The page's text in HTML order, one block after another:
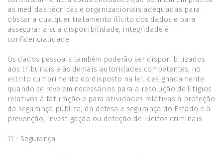
as medidas técnicas e organizacionais adequadas para
obstar a qualquer tratamento ilícito dos dados e para
assegurar a sua disponibilidade, integridade e
confidencialidade.
Os dados pessoais também poderão ser disponibilizados
aos tribunais e às demais autoridades competentes, no
estrito cumprimento do disposto na lei, designadamente
quando se revelem necessários para a resolução de litígios
relativos à faturação e para atividades relativas à proteção
da segurança pública, da defesa e segurança do Estado e à
prevenção, investigação ou deteção de ilícitos criminais.
11 - Segurança